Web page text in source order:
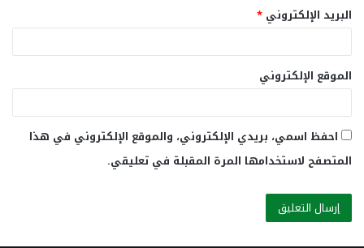
البريد الإلكتروني *
الموقع الإلكتروني
احفظ اسمي، بريدي الإلكتروني، والموقع الإلكتروني في هذا
المتصفح لاستخدامها المرة المقبلة في تعليقي.